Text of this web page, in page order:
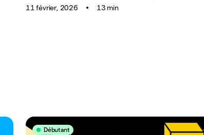
11 février, 2026
13 min
Débutant